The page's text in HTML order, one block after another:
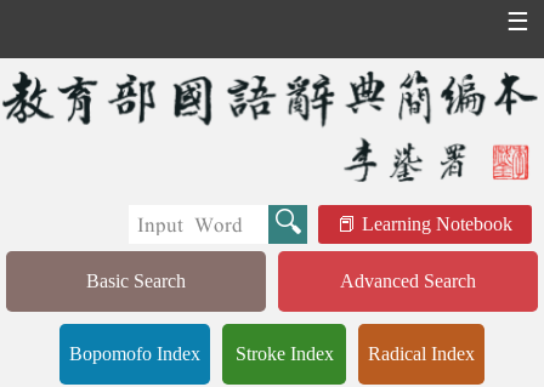
☰
Learning Notebook
Basic Search Advanced Search
Bopomofo Index Stroke Index Radical Index